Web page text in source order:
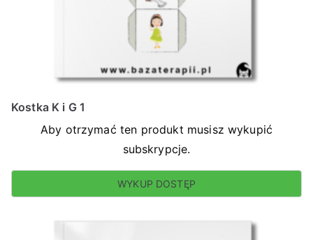
Kostka K i G 1
Aby otrzymać ten produkt musisz wykupić
subskrypcje.
WYKUP DOSTĘP